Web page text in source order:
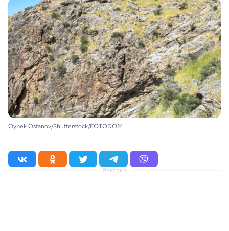
Oybek Ostanov/Shutterstock/FOTODOM
Реклама